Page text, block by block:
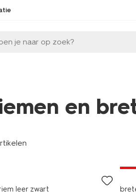
je naar op zoek?
en
leer zwart